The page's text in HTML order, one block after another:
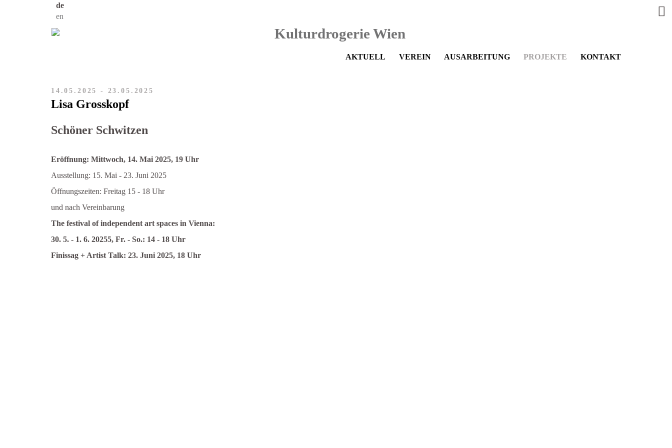
de
en
Navigation
AKTUELL VEREIN AUSARBEITUNG PROJEKTE KONTAKT
14.05.2025 - 23.05.2025
Lisa Grosskopf
Schöner Schwitzen
Eröffnung: Mittwoch, 14. Mai 2025, 19 Uhr
Ausstellung: 15. Mai - 23. Juni 2025
Öffnungszeiten: Freitag 15 - 18 Uhr
und nach Vereinbarung
The festival of independent art spaces in Vienna:
30. 5. - 1. 6. 20255, Fr. - So.: 14 - 18 Uhr
Finissag + Artist Talk: 23. Juni 2025, 18 Uhr